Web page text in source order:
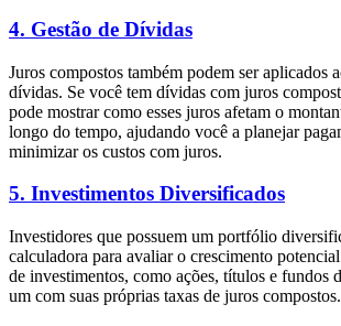
4. Gestão de Dívidas
Juros compostos também podem ser aplicados
dívidas. Se você tem dívidas com juros
pode mostrar como esses juros afetam o
longo do tempo, ajudando você a planejar
minimizar os custos com juros.
5. Investimentos Diversificados
Investidores que possuem um portfólio
calculadora para avaliar o crescimento
de investimentos, como ações, títulos e fundos
um com suas próprias taxas de juros compostos.